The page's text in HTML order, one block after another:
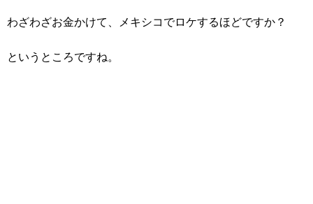
わざわざお金かけて、メキシコでロケするほどですか？
というところですね。